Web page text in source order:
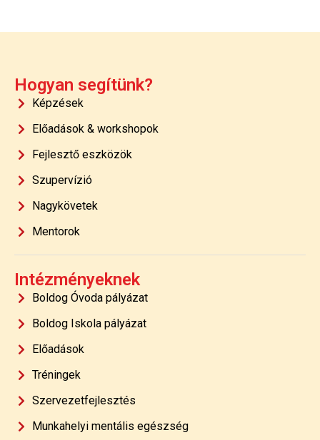
Hogyan segítünk?
Képzések
Előadások & workshopok
Fejlesztő eszközök
Szupervízió
Nagykövetek
Mentorok
Intézményeknek
Boldog Óvoda pályázat
Boldog Iskola pályázat
Előadások
Tréningek
Szervezetfejlesztés
Munkahelyi mentális egészség